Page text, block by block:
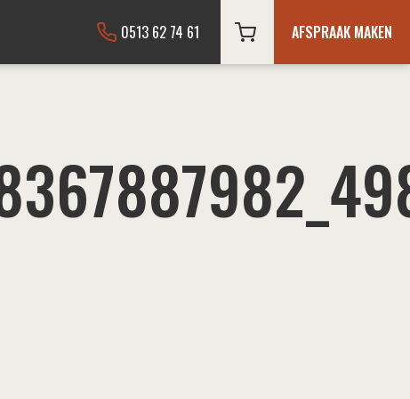
0513 62 74 61 AFSPRAAK MAKEN